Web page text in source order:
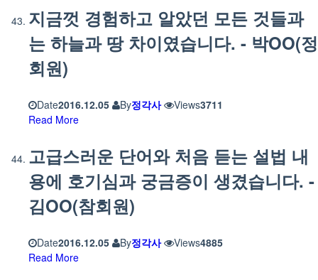
지금껏 경험하고 알았던 모든 것들과
는 하늘과 땅 차이였습니다. - 박OO(정
회원)
Date2016.12.05 By정각사 Views3711
Read More
고급스러운 단어와 처음 듣는 설법 내
용에 호기심과 궁금증이 생겼습니다. -
김OO(참회원)
Date2016.12.05 By정각사 Views4885
Read More